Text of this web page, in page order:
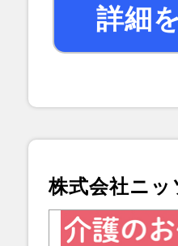
詳細
株式会社ニ